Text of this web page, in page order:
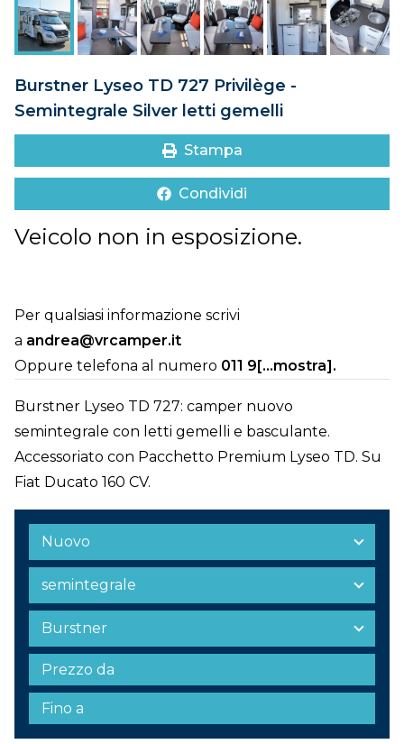
DOVE SIAMO
CONTATTI
Burstner Lyseo TD 727 Privilège -
Semintegrale Silver letti gemelli
Stampa
Condividi
Veicolo non in esposizione.
Per qualsiasi informazione scrivi
a andrea@vrcamper.it
Oppure telefona al numero 011 9[...mostra].
Burstner Lyseo TD 727: camper nuovo
semintegrale con letti gemelli e basculante.
Accessoriato con Pacchetto Premium Lyseo TD. Su
Fiat Ducato 160 CV.